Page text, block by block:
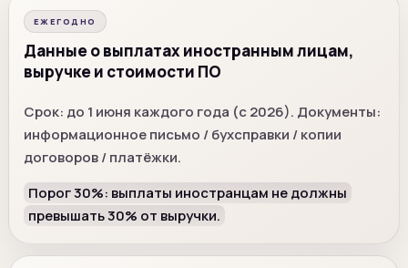
ЕЖЕГОДНО
Данные о выплатах иностранным лицам,
выручке и стоимости ПО
Срок: до 1 июня каждого года (с 2026). Документы:
информационное письмо / бухсправки / копии
договоров / платёжки.
Порог 30%: выплаты иностранцам не должны
превышать 30% от выручки.